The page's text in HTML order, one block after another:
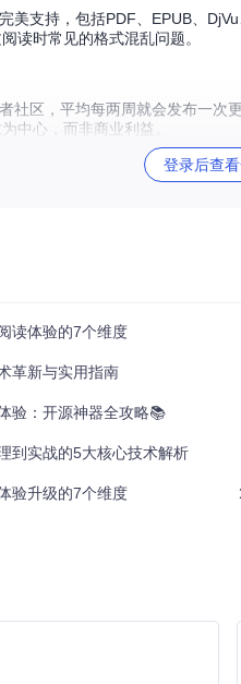
美支持，包括PDF、EPUB、
读时常见的格式混乱问题。
社区，平均每两周就会发布一
中心，而非商业利益。
、书签管理和阅读设置面板，体
，根据目标设备选择对应的构建
到设备的KOReader目录
域能显著提升操作效率：
登录后查
读体验的7个维度
革新与实用指南
验：开源神器全攻略📚
到实战的5大核心技术解析
验升级的7个维度